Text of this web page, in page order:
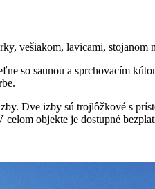
vešiakom, lavicami,
so saunou a sprchovacím
Dve izby sú trojlôžkové s
objekte je dostupné